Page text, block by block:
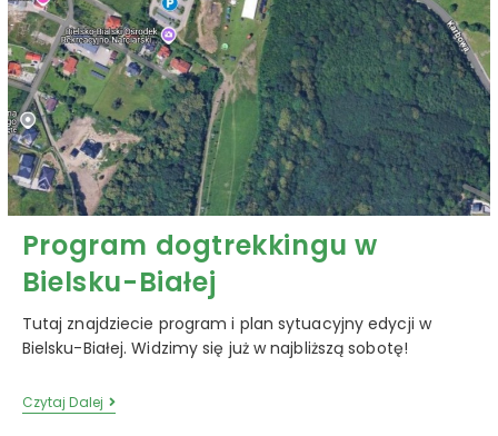
Program dogtrekkingu w
Bielsku-Białej
Tutaj znajdziecie program i plan sytuacyjny edycji w
Bielsku-Białej. Widzimy się już w najbliższą sobotę!
Czytaj Dalej